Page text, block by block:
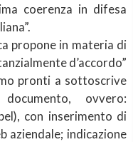
coerenza in difesa
propone in materia di
d’accordo”
pronti a sottoscrive
ovvero:
con inserimento di
aziendale; indicazione